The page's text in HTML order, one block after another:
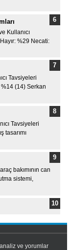
Kullanıcı
%29 Necati:
Tavsiyeleri
(14) Serkan
Tavsiyeleri
tasarımı
bakımının can
sistemi,
ve yorumlar